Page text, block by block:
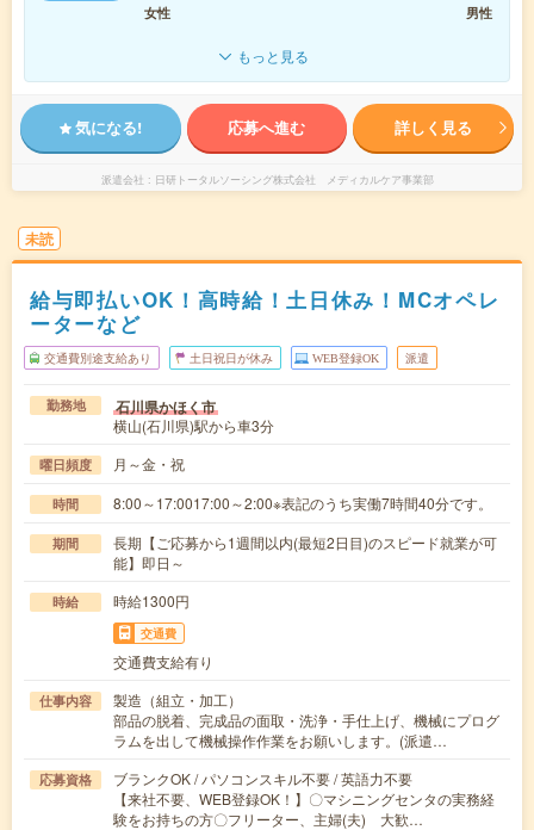
女性 男性
もっと見る
気になる! 応募へ進む 詳しく見る
派遣会社 日研トータルソーシング株式会社 メディカルケア事業部
未読
給与即払いOK！高時給！土日休み！MCオペレ
ーターなど
交通費別途支給あり 土日祝日が休み WEB登録OK 派遣
勤務地 石川県かほく市
横山(石川県)駅から車3分
曜日頻度 月～金・祝
時間 8:00～17:0017:00～2:00※表記のうち実働7時間40分です。
期間
長期【ご応募から1週間以内(最短2日目)のスピード就業が可
能】即日～
時給 時給1300円
交通費
交通費支給有り
仕事内容
製造（組立・加工）
部品の脱着、完成品の面取・洗浄・手仕上げ、機械にプログ
ラムを出して機械操作作業をお願いします。(派遣…
応募資格
ブランクOK / パソコンスキル不要 / 英語力不要
【来社不要、WEB登録OK！】〇マシニングセンタの実務経
験をお持ちの方〇フリーター、主婦(夫) 大歓…